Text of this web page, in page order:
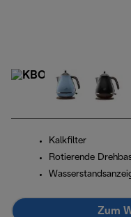
Kalkfilter
Rotierende
Zum